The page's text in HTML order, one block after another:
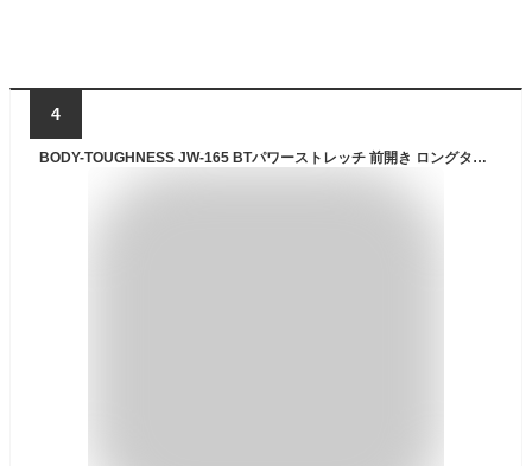
4
BODY-TOUGHNESS JW-165 BTパワーストレッチ 前開き ロングタイツ ボディタフネス 遠赤外線加工 裏起毛 吸汗速乾 加圧 おたふく手袋 スポーツインナー トレーニング ランニング ロードバイク クロスバイク 自転車 ゴルフ 【単品注文メール便送料無料:代金引換不可】